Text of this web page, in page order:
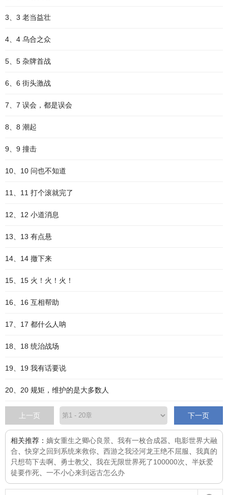
3、3 老当益壮
4、4 乌合之众
5、5 杂牌首战
6、6 街头激战
7、7 误会，都是误会
8、8 潮起
9、9 撞击
10、10 问也不知道
11、11 打个滚就完了
12、12 小道消息
13、13 有点悬
14、14 撤下来
15、15 火！火！火！
16、16 互相帮助
17、17 都什么人呐
18、18 统治战场
19、19 我有话要说
20、20 规矩，维护的是大多数人
上一页 下一页
相关推荐： 嫡女重生之卿心良景 我有一枚合成器
电影世界大融
合 、快穿之回到系统来救你 西游之我泾河龙王绝不屈服
我真的
只想苟下去啊
勇士教父 我在无限世界死了100000次
半妖爱
徒要作死
一不小心来到远古怎么办